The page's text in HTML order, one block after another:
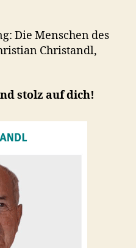
Die Menschen des
Christandl,
stolz auf dich!